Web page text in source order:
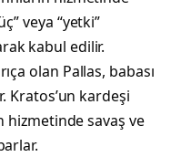
veya “yetki”
kabul edilir.
olan Pallas, babası
Kratos’un kardeşi
hizmetinde savaş ve